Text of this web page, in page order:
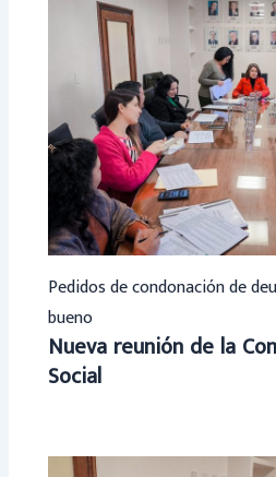
Pedidos de condonación de
bueno
Nueva reunión de la
Social